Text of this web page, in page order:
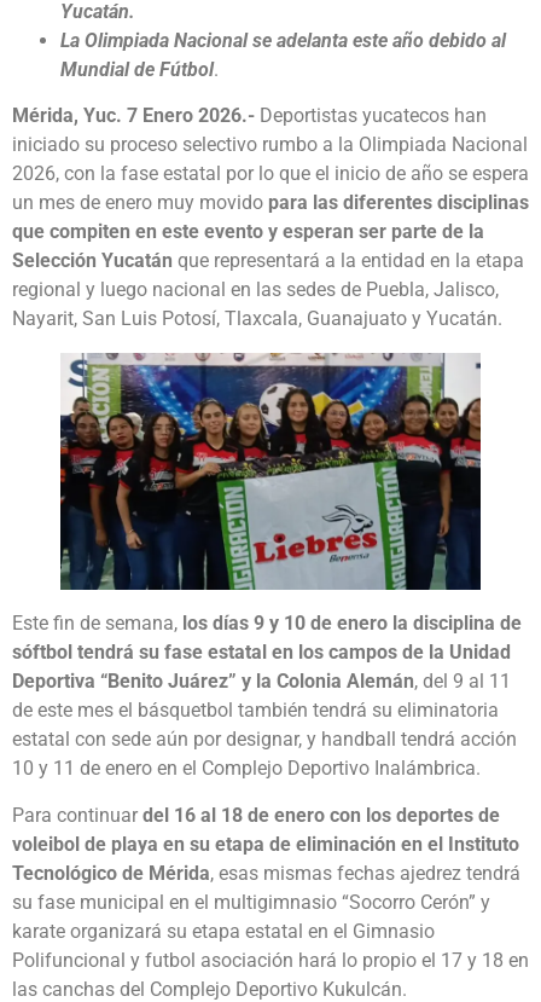
Yucatán.
La Olimpiada Nacional se adelanta este año debido al
Mundial de Fútbol.
Mérida, Yuc. 7 Enero 2026.- Deportistas yucatecos han
iniciado su proceso selectivo rumbo a la Olimpiada Nacional
2026, con la fase estatal por lo que el inicio de año se espera
un mes de enero muy movido para las diferentes disciplinas
que compiten en este evento y esperan ser parte de la
Selección Yucatán que representará a la entidad en la etapa
regional y luego nacional en las sedes de Puebla, Jalisco,
Nayarit, San Luis Potosí, Tlaxcala, Guanajuato y Yucatán.
Este fin de semana, los días 9 y 10 de enero la disciplina de
sóftbol tendrá su fase estatal en los campos de la Unidad
Deportiva “Benito Juárez” y la Colonia Alemán, del 9 al 11
de este mes el básquetbol también tendrá su eliminatoria
estatal con sede aún por designar, y handball tendrá acción
10 y 11 de enero en el Complejo Deportivo Inalámbrica.
Para continuar del 16 al 18 de enero con los deportes de
voleibol de playa en su etapa de eliminación en el Instituto
Tecnológico de Mérida, esas mismas fechas ajedrez tendrá
su fase municipal en el multigimnasio “Socorro Cerón” y
karate organizará su etapa estatal en el Gimnasio
Polifuncional y futbol asociación hará lo propio el 17 y 18 en
las canchas del Complejo Deportivo Kukulcán.